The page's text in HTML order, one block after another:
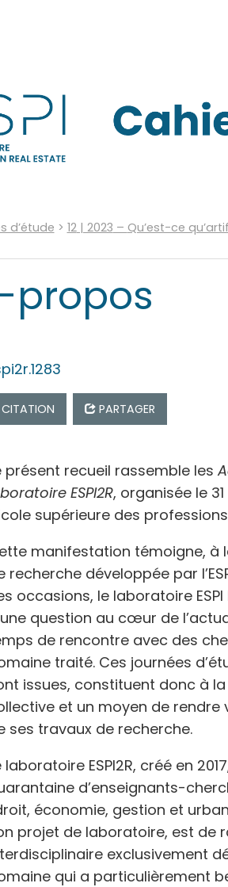
d’étude > 12| 2023 – Qu’est-ce
propos
CITATION PARTAGER
présent recueil rassemble les
ESPI2R, organisée le
supérieure des
manifestation témoigne, à
recherche développée par
occasions, le laboratoire ESPI
question au cœur de
de rencontre avec des
traité. Ces journées
issues, constituent donc à
et un moyen de rendre
ses travaux de recherche.
laboratoire ESPI2R, créé en
d’enseignants-
économie, gestion et
projet de laboratoire, est de
exclusivement
qui a particulièrement